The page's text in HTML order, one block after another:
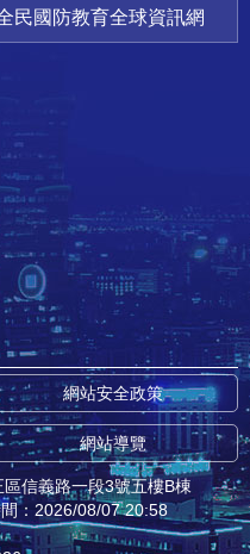
民國防教育全球資訊網
網站安全政策
網站導覽
信義路一段3號五樓B棟
：2026/08/07 20:58